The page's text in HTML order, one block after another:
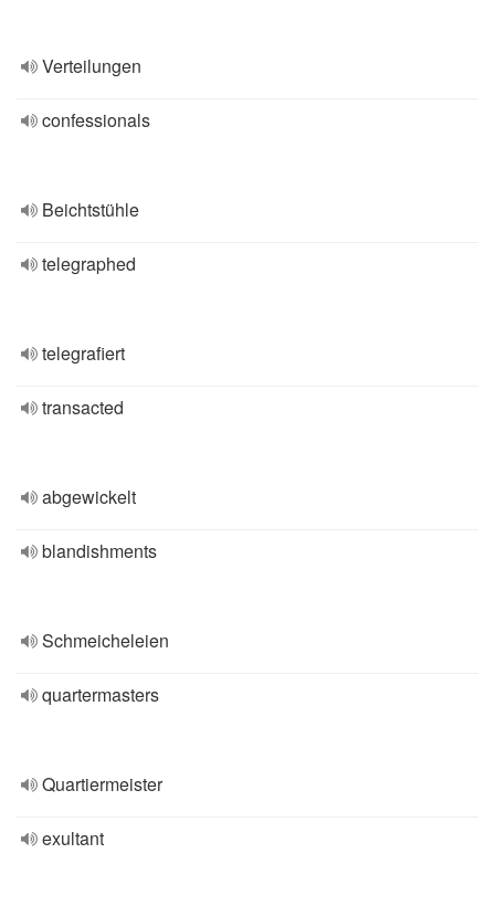
Verteilungen
confessionals
Beichtstühle
telegraphed
telegrafiert
transacted
abgewickelt
blandishments
Schmeicheleien
quartermasters
Quartiermeister
exultant